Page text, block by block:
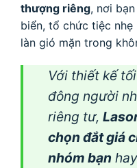
thượng riêng, nơi
biển, tổ chức tiệc
làn gió mặn trong
Với thiết kế
đông người
riêng tư,
chọn đắt giá
nhóm bạn